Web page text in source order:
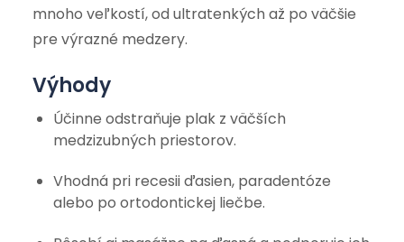
mnoho veľkostí, od ultratenkých až po väčšie
pre výrazné medzery.
Výhody
Účinne odstraňuje plak z väčších
medzizubných priestorov.
Vhodná pri recesii ďasien, paradentóze
alebo po ortodontickej liečbe.